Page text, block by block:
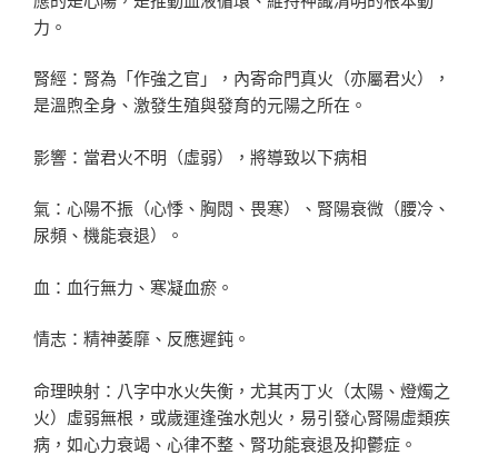
力。
腎經：腎為「作強之官」，內寄命門真火（亦屬君火），
是溫煦全身、激發生殖與發育的元陽之所在。
影響：當君火不明（虛弱），將導致以下病相
氣：心陽不振（心悸、胸悶、畏寒）、腎陽衰微（腰冷、
尿頻、機能衰退）。
血：血行無力、寒凝血瘀。
情志：精神萎靡、反應遲鈍。
命理映射：八字中水火失衡，尤其丙丁火（太陽、燈燭之
火）虛弱無根，或歲運逢強水剋火，易引發心腎陽虛類疾
病，如心力衰竭、心律不整、腎功能衰退及抑鬱症。